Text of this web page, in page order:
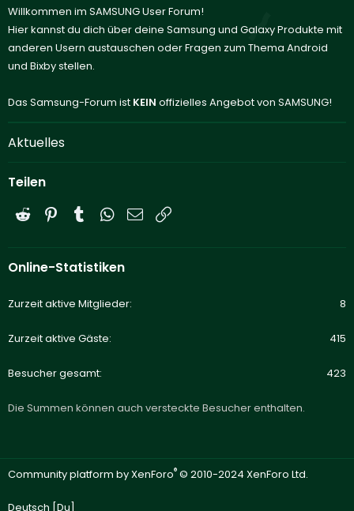
Willkommen im SAMSUNG User Forum!
Hier kannst du dich über deine Samsung und Galaxy Produkte mit
anderen Usern austauschen oder Fragen zum Thema Android
und Bixby stellen.
Das Samsung-Forum ist KEIN offizielles Angebot von SAMSUNG!
Aktuelles
Teilen
Reddit PinterestTumblrWhatsApp
E-Mail
Online-Statistiken
Zurzeit aktive Mitglieder 8
Zurzeit aktive Gäste 415
Besucher gesamt 423
Die Summen können auch versteckte Besucher enthalten.
Community platform by XenForo® © 2010-2024 XenForo Ltd.
Deutsch [Du]